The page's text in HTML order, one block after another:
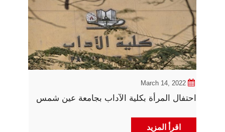
March 14, 2022
احتفال المرأة بكلية الآداب بجامعة عين شمس
اقرأ المزيد